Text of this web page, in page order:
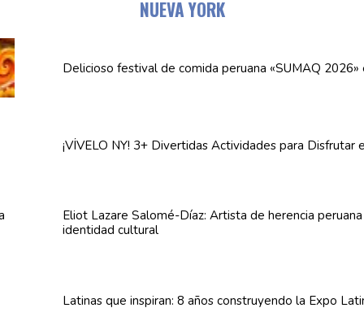
NUEVA YORK
Delicioso festival de comida peruana «SUMAQ
¡VÍVELO NY! 3+ Divertidas Actividadespara Disfrutar
Eliot Lazare Salomé-Díaz: Artista de herencia
identidad cultural
Latinas que inspiran: 8 años construyendo la Expo